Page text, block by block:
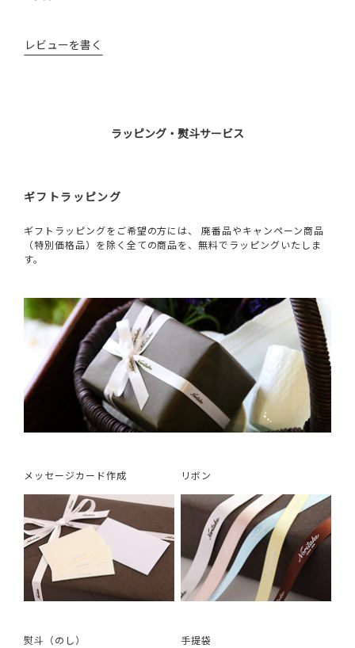
レビューを書く
ラッピング・熨斗サービス
ギフトラッピング
ギフトラッピングをご希望の方には、 廃番品やキャンペーン商品
（特別価格品）を除く全ての商品を、無料でラッピングいたしま
す。
メッセージカード作成 リボン
熨斗（のし） 手提袋